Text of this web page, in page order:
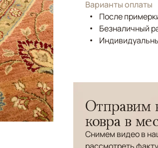
Варианты оплаты
После
Безналичный
Отправим
ковра в
Снимем видео в